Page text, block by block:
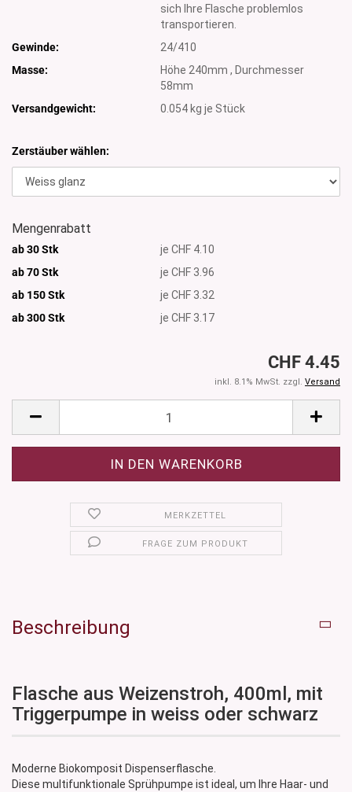
sich Ihre Flasche problemlos
transportieren.
Gewinde:
24/410
Masse:
Höhe 240mm , Durchmesser
58mm
Versandgewicht:
0.054 kg je Stück
Zerstäuber wählen:
Mengenrabatt
ab 30 Stk
je CHF 4.10
ab 70 Stk
je CHF 3.96
ab 150 Stk
je CHF 3.32
ab 300Stk je CHF 3.17
CHF 4.45
inkl. 8.1% MwSt. zzgl. Versand
MERKZETTEL
FRAGE ZUM PRODUKT
Beschreibung
Flasche aus Weizenstroh, 400ml, mit
Triggerpumpe in weiss oder schwarz
Moderne Biokomposit Dispenserflasche.
Diese multifunktionale Sprühpumpe ist ideal, um Ihre Haar- und